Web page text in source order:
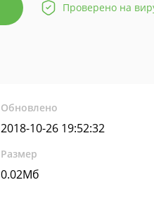
Проверено на
Обновлено
2018-10-26 19:52:32
Размер
0.02Мб